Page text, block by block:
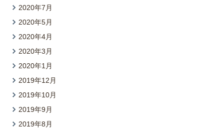
2020年7月
2020年5月
2020年4月
2020年3月
2020年1月
2019年12月
2019年10月
2019年9月
2019年8月